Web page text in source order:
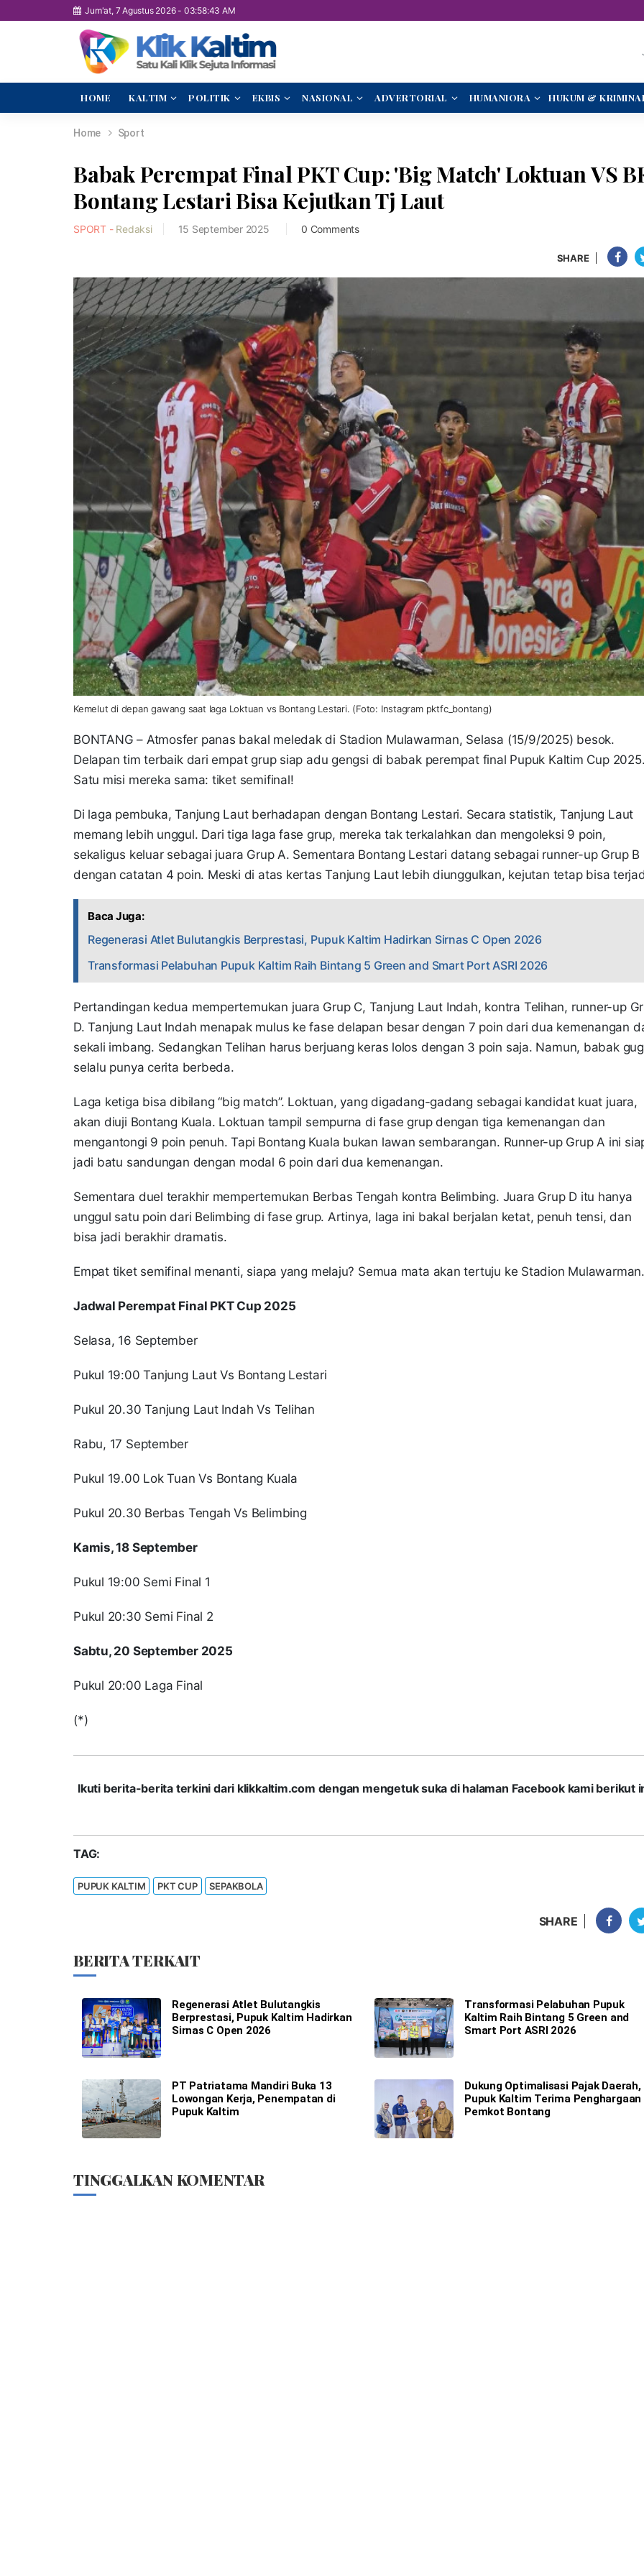
Jum'at, 7 Agustus 2026- 03:58:44 AM
HOME KALTIM POLITIK EKBIS NASIONAL ADVERTORIAL HUMANIORA HUKUM &
Home Sport
Babak Perempat Final PKT Cup: 'Big Match' Loktuan VS
Bontang Lestari Bisa Kejutkan Tj Laut
SPORT - Redaksi 15 September 2025 0 Comments
SHARE
Kemelut di depan gawang saat laga Loktuan vs Bontang Lestari. (Foto: Instagram pktfc_bontang)
BONTANG – Atmosfer panas bakal meledak di Stadion Mulawarman, Selasa (15/9/2025) besok.
Delapan tim terbaik dari empat grup siap adu gengsi di babak perempat final Pupuk Kaltim Cup
Satu misi mereka sama: tiket semifinal!
Di laga pembuka, Tanjung Laut berhadapan dengan Bontang Lestari. Secara statistik, Tanjung Laut
memang lebih unggul. Dari tiga laga fase grup, mereka tak terkalahkan dan mengoleksi 9 poin,
sekaligus keluar sebagai juara Grup A. Sementara Bontang Lestari datang sebagai runner-up Grup B
dengan catatan 4 poin. Meski di atas kertas Tanjung Laut lebih diunggulkan, kejutan tetap bisa
Baca Juga:
Regenerasi Atlet Bulutangkis Berprestasi, Pupuk Kaltim Hadirkan Sirnas C Open 2026
Transformasi Pelabuhan Pupuk Kaltim Raih Bintang 5 Green and Smart Port ASRI 2026
Pertandingan kedua mempertemukan juara Grup C, Tanjung Laut Indah, kontra Telihan, runner-up
D. Tanjung Laut Indah menapak mulus ke fase delapan besar dengan 7 poin dari dua kemenangan
sekali imbang. Sedangkan Telihan harus berjuang keras lolos dengan 3 poin saja. Namun, babak
selalu punya cerita berbeda.
Laga ketiga bisa dibilang “big match”. Loktuan, yang digadang-gadang sebagai kandidat kuat juara,
akan diuji Bontang Kuala. Loktuan tampil sempurna di fase grup dengan tiga kemenangan dan
mengantongi 9 poin penuh. Tapi Bontang Kuala bukan lawan sembarangan. Runner-up Grup A ini
jadi batu sandungan dengan modal 6 poin dari dua kemenangan.
Sementara duel terakhir mempertemukan Berbas Tengah kontra Belimbing. Juara Grup D itu hanya
unggul satu poin dari Belimbing di fase grup. Artinya, laga ini bakal berjalan ketat, penuh tensi, dan
bisa jadi berakhir dramatis.
Empat tiket semifinal menanti, siapa yang melaju? Semua mata akan tertuju ke Stadion Mulawarman.
Jadwal Perempat Final PKT Cup 2025
Selasa, 16 September
Pukul 19:00 Tanjung Laut Vs Bontang Lestari
Pukul 20.30 Tanjung Laut Indah Vs Telihan
Rabu, 17 September
Pukul 19.00 Lok Tuan Vs Bontang Kuala
Pukul 20.30 Berbas Tengah Vs Belimbing
Kamis, 18 September
Pukul 19:00 Semi Final 1
Pukul 20:30 Semi Final 2
Sabtu, 20 September 2025
Pukul 20:00 Laga Final
(*)
Ikuti berita-berita terkini dari klikkaltim.com dengan mengetuk suka di halaman Facebook kami berikut
TAG:
PUPUK KALTIM PKT CUP SEPAKBOLA
SHARE
BERITA TERKAIT
Regenerasi Atlet Bulutangkis
Berprestasi, Pupuk Kaltim Hadirkan
Sirnas C Open 2026
Transformasi Pelabuhan Pupuk
Kaltim Raih Bintang 5 Green and
Smart Port ASRI 2026
PT Patriatama Mandiri Buka 13
Lowongan Kerja, Penempatan di
Pupuk Kaltim
Dukung Optimalisasi Pajak Daerah,
Pupuk Kaltim Terima Penghargaan
Pemkot Bontang
TINGGALKAN KOMENTAR